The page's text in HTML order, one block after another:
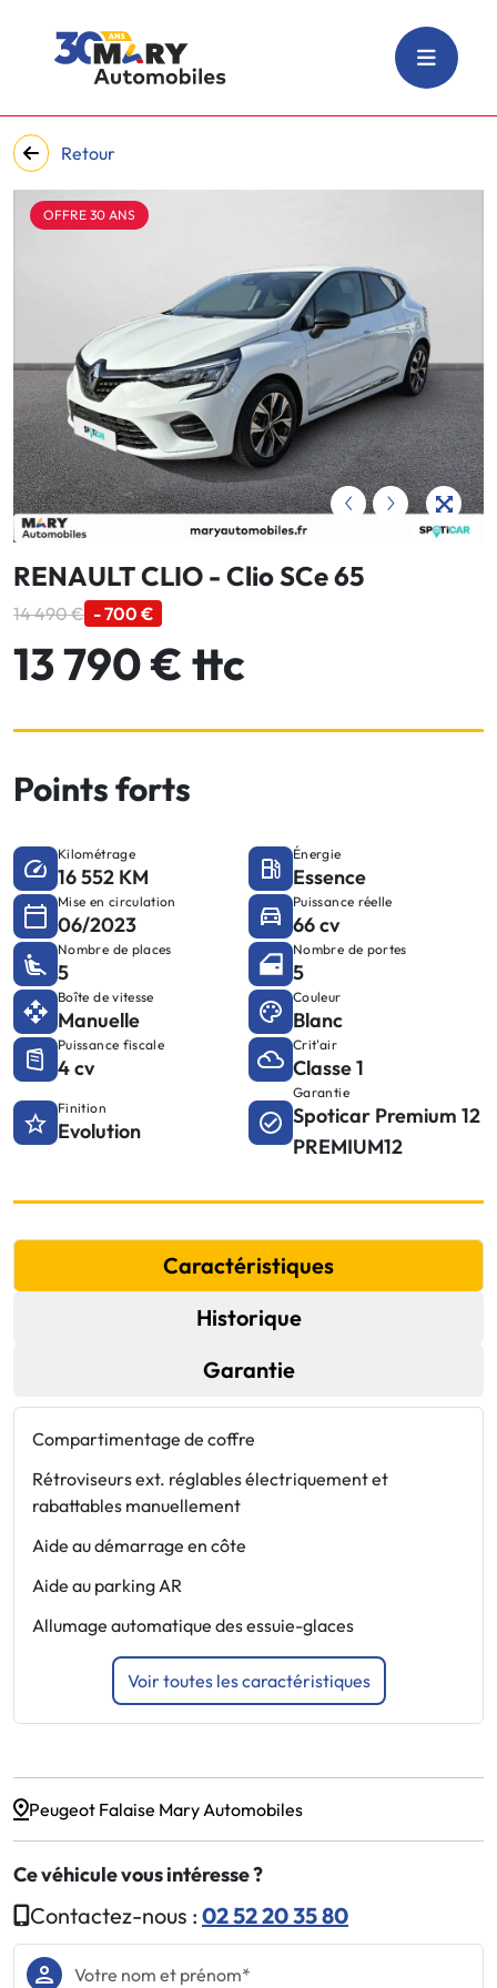
Retour
‹ ›
OFFRE 30 ANS
RENAULT CLIO - Clio SCe 65
14 490 € - 700 €
13 790 € ttc
Points forts
Kilométrage
16 552 KM
Énergie
Essence
Mise en circulation
06/2023
Puissance réelle
66 cv
Nombre de places
5
Nombre de portes
5
Boîte de vitesse
Manuelle
Couleur
Blanc
Puissance fiscale
4 cv
Crit'air
Classe 1
Finition
Evolution
Garantie
Spoticar Premium 12
PREMIUM12
Caractéristiques
Historique
Garantie
Compartimentage de coffre
Rétroviseurs ext. réglables électriquement et
rabattables manuellement
Aide au démarrage en côte
Aide au parking AR
Allumage automatique des essuie-glaces
Voir toutes les caractéristiques
Peugeot Falaise Mary Automobiles
Ce véhicule vous intéresse ?
Contactez-nous : 02 52 20 35 80